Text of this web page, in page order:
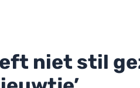
niet stil